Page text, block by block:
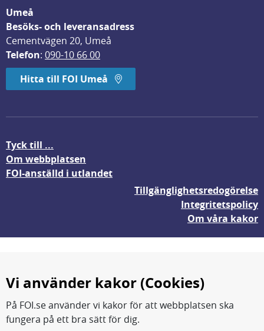
Umeå
Besöks- och leveransadress
Cementvägen 20, Umeå
Telefon: 090-10 66 00
Hitta till FOI Umeå
Tyck till ...
Om webbplatsen
FOI-anställd i utlandet
Tillgänglighetsredogörelse
Integritetspolicy
Om våra kakor
Vi använder kakor (Cookies)
På FOI.se använder vi kakor för att webbplatsen ska
fungera på ett bra sätt för dig.